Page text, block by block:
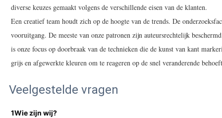
diverse keuzes gemaakt volgens de verschillende eisen van de klanten.
Een creatief team houdt zich op de hoogte van de trends. De
vooruitgang. De meeste van onze patronen zijn auteursrechtelijk
is onze focus op doorbraak van de technieken die de kunst van kant
grijs en afgewerkte kleuren om te reageren op de snel veranderende
Veelgestelde vragen
1Wie zijn wij?